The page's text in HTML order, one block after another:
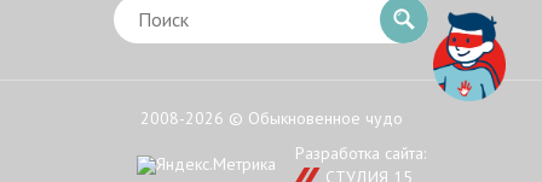
2008-2026 © Обыкновенное чудо
Разработка сайта:
СТУДИЯ 15